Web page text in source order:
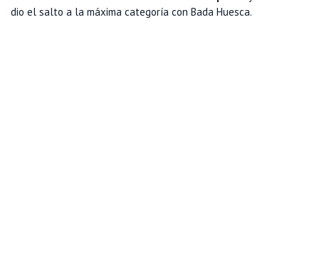
dio el salto a la máxima categoría con Bada Huesca.